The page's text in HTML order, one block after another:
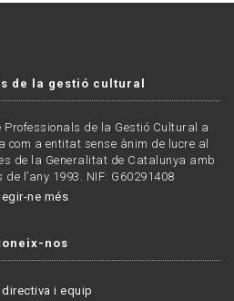
de la gestió cultural
Professionals de la Gestió Cultural a
a entitat sense ànim de lucre al
de la Generalitat de Catalunya amb
l’any 1993. NIF: G60291408
ne més
nos
i equip